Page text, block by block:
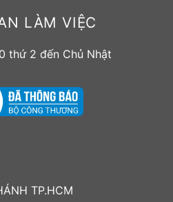
LÀM VIỆC
thứ 2 đến Chủ Nhật
TP.HCM